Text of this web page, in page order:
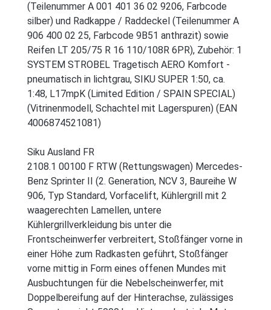
(Teilenummer A 001 401 36 02 9206, Farbcode
silber) und Radkappe / Raddeckel (Teilenummer A
906 400 02 25, Farbcode 9B51 anthrazit) sowie
Reifen LT 205/75 R 16 110/108R 6PR), Zubehör: 1
SYSTEM STROBEL Tragetisch AERO Komfort -
pneumatisch in lichtgrau, SIKU SUPER 1:50, ca.
1:48, L17mpK (Limited Edition / SPAIN SPECIAL)
(Vitrinenmodell, Schachtel mit Lagerspuren) (EAN
4006874521081)
Siku Ausland FR
2108.1 00100 F RTW (Rettungswagen) Mercedes-
Benz Sprinter II (2. Generation, NCV 3, Baureihe W
906, Typ Standard, Vorfacelift, Kühlergrill mit 2
waagerechten Lamellen, untere
Kühlergrillverkleidung bis unter die
Frontscheinwerfer verbreitert, Stoßfänger vorne in
einer Höhe zum Radkasten geführt, Stoßfänger
vorne mittig in Form eines offenen Mundes mit
Ausbuchtungen für die Nebelscheinwerfer, mit
Doppelbereifung auf der Hinterachse, zulässiges